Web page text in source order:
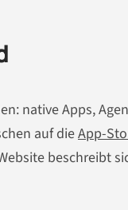
native Apps,
auf dieApp-
beschreibt